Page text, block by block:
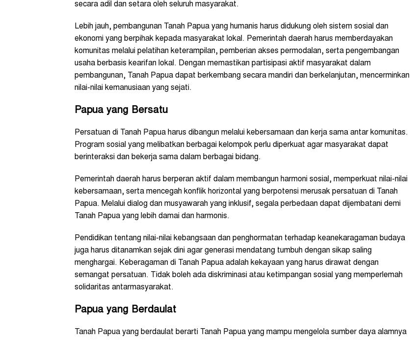
secara adil dan setara oleh seluruh masyarakat.
Lebih jauh, pembangunan Tanah Papua yang humanis harus didukung oleh sistem sosial dan
ekonomi yang berpihak kepada masyarakat lokal. Pemerintah daerah harus memberdayakan
komunitas melalui pelatihan keterampilan, pemberian akses permodalan, serta pengembangan
usaha berbasis kearifan lokal. Dengan memastikan partisipasi aktif masyarakat dalam
pembangunan, Tanah Papua dapat berkembang secara mandiri dan berkelanjutan, mencerminkan
nilai-nilai kemanusiaan yang sejati.
Papua yang Bersatu
Persatuan di Tanah Papua harus dibangun melalui kebersamaan dan kerja sama antar komunitas.
Program sosial yang melibatkan berbagai kelompok perlu diperkuat agar masyarakat dapat
berinteraksi dan bekerja sama dalam berbagai bidang.
Pemerintah daerah harus berperan aktif dalam membangun harmoni sosial, memperkuat nilai-nilai
kebersamaan, serta mencegah konflik horizontal yang berpotensi merusak persatuan di Tanah
Papua. Melalui dialog dan musyawarah yang inklusif, segala perbedaan dapat dijembatani demi
Tanah Papua yang lebih damai dan harmonis.
Pendidikan tentang nilai-nilai kebangsaan dan penghormatan terhadap keanekaragaman budaya
juga harus ditanamkan sejak dini agar generasi mendatang tumbuh dengan sikap saling
menghargai. Keberagaman di Tanah Papua adalah kekayaan yang harus dirawat dengan
semangat persatuan. Tidak boleh ada diskriminasi atau ketimpangan sosial yang memperlemah
solidaritas antarmasyarakat.
Papua yang Berdaulat
Tanah Papua yang berdaulat berarti Tanah Papua yang mampu mengelola sumber daya alamnya